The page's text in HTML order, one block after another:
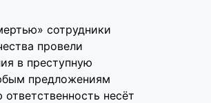
сотрудники
провели
в преступную
предложениям
несёт